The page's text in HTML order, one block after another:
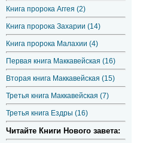
Книга пророка Аггея (2)
Книга пророка Захарии (14)
Книга пророка Малахии (4)
Первая книга Маккавейская (16)
Вторая книга Маккавейская (15)
Третья книга Маккавейская (7)
Третья книга Ездры (16)
Читайте Книги Нового завета: